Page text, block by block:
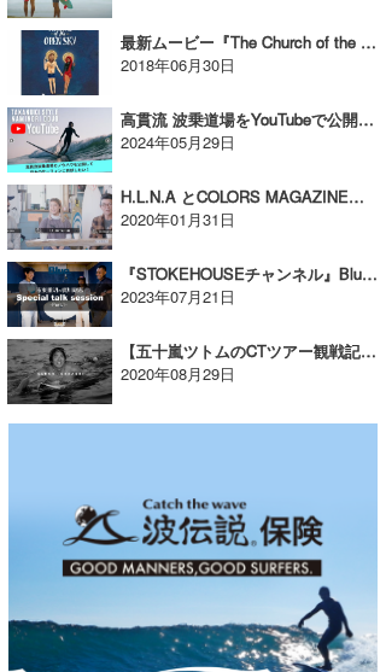
最新ムービー『The Church of the Open Sky』が待望のリリース!!【AD】
2018年06月30日
高貫流 波乗道場をYouTubeで公開して日本のサーフィンに貢献したい！【AD】
2024年05月29日
H.L.N.A とCOLORS MAGAZINEの共同企画「NERD ROOM episode #02」が配信！
2020年01月31日
『STOKEHOUSEチャンネル』Blue.とのコラボ企画代2弾が配信！【AD】
2023年07月21日
【五十嵐ツトムのCTツアー観戦記】五十嵐カノアの最新ムービーが公開＜SILENCE編＞
2020年08月29日